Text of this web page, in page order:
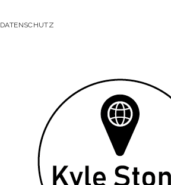
DATENSCHUTZ
Kyle
Stone